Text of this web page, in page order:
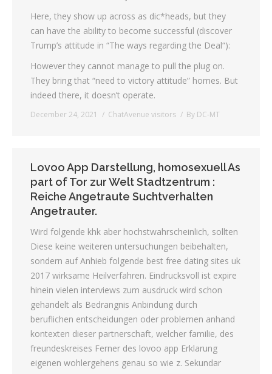
Here, they show up across as dic*heads, but they
can have the ability to become successful (discover
Trump’s attitude in “The ways regarding the Deal“):
However they cannot manage to pull the plug on.
They bring that “need to victory attitude” homes. But
indeed there, it doesn’t operate.
December 24, 2021 ChatAvenue visitors By DC-MT
Lovoo App Darstellung, homosexuell As
part of Tor zur Welt Stadtzentrum :
Reiche Angetraute Suchtverhalten
Angetrauter.
Wird folgende khk aber hochstwahrscheinlich, sollten
Diese keine weiteren untersuchungen beibehalten,
sondern auf Anhieb folgende best free dating sites uk
2017 wirksame Heilverfahren. Eindrucksvoll ist expire
hinein vielen interviews zum ausdruck wird schon
gehandelt als Bedrangnis Anbindung durch
beruflichen entscheidungen oder problemen anhand
kontexten dieser partnerschaft, welcher familie, des
freundeskreises Ferner des lovoo app Erklarung
eigenen wohlergehens genau so wie z. Sekundar